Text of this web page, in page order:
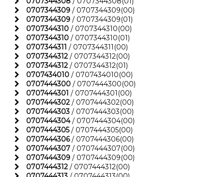
0707344309 / 0707344309(00)
0707344309 / 0707344309(01)
0707344310 / 0707344310(00)
0707344310 / 0707344310(01)
0707344311 / 0707344311(00)
0707344312 / 0707344312(00)
0707344312 / 0707344312(01)
0707434010 / 0707434010(00)
0707444300 / 0707444300(00)
0707444301 / 0707444301(00)
0707444302 / 0707444302(00)
0707444303 / 0707444303(00)
0707444304/ 0707444304(00)
0707444305/ 0707444305(00)
0707444306/ 0707444306(00)
0707444307 / 0707444307(00)
0707444309 / 0707444309(00)
0707444312 / 0707444312(00)